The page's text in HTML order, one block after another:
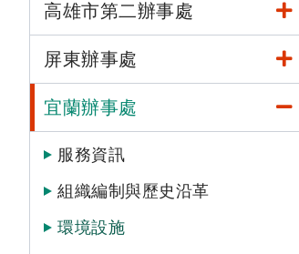
高雄市第二辦事處
屏東辦事處
宜蘭辦事處
服務資訊
組織編制與歷史沿革
環境設施